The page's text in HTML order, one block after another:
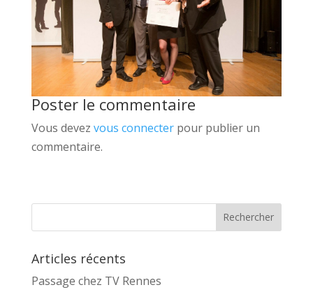
Poster le commentaire
Vous devez vous connecterpour publier un
commentaire.
Articles récents
Passage chez TV Rennes